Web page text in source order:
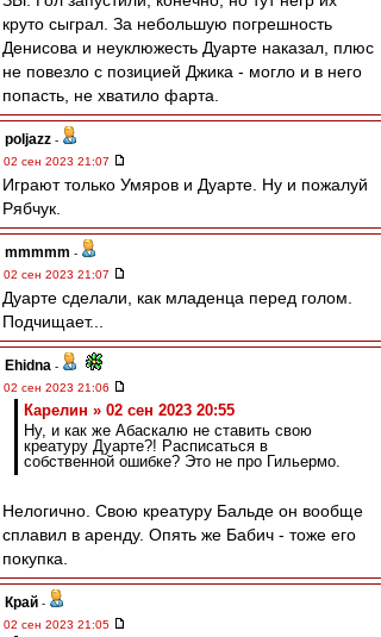
круто сыграл. За небольшую погрешность
Денисова и неуклюжесть Дуарте наказал, плюс
не повезло с позицией Джика - могло и в него
попасть, не хватило фарта.
poljazz -
02 сен 2023 21:07
Играют только Умяров и Дуарте. Ну и пожалуй
Рябчук.
mmmmm -
02 сен 2023 21:07
Дуарте сделали, как младенца перед голом.
Подчищает...
Ehidna -
02 сен 2023 21:06
Карелин » 02 сен 2023 20:55
Ну, и как же Абаскалю не ставить свою
креатуру Дуарте?! Расписаться в
собственной ошибке? Это не про Гильермо.
Нелогично. Свою креатуру Бальде он вообще
сплавил в аренду. Опять же Бабич - тоже его
покупка.
Край -
02 сен 2023 21:05